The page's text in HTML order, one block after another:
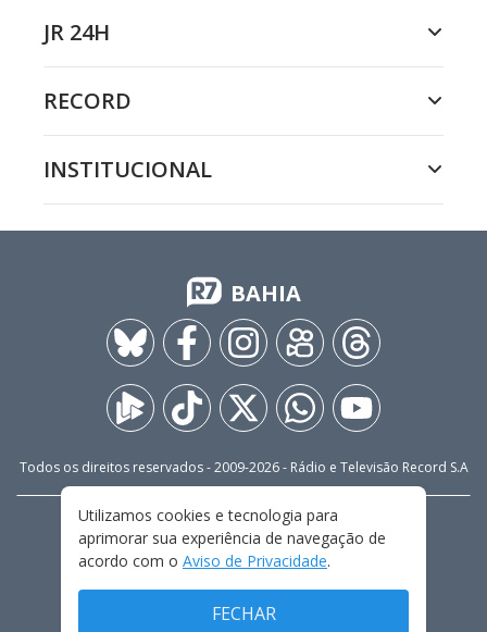
JR 24H
RECORD
INSTITUCIONAL
BAHIA
Todos os direitos reservados - 2009-2026- Rádio e Televisão Record S.A
FALE CONOSCO
PRIVACIDADE
TERMOS E CONDIÇÕES DE USO
Utilizamos cookies e tecnologia para
aprimorar sua experiência de navegação de
acordo com o Aviso de Privacidade.
FECHAR